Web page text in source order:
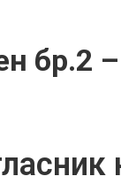
бр.2